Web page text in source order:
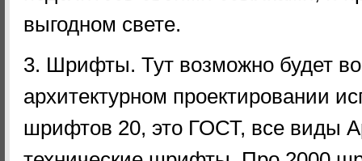
выгодном свете.
3. Шрифты. Тут возможно будет
архитектурном проектировании
шрифтов 20, это ГОСТ, все виды